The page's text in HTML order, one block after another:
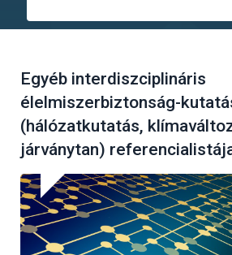
Egyéb interdiszciplináris
élelmiszerbiztonság-
(hálózatkutatás,
járványtan)